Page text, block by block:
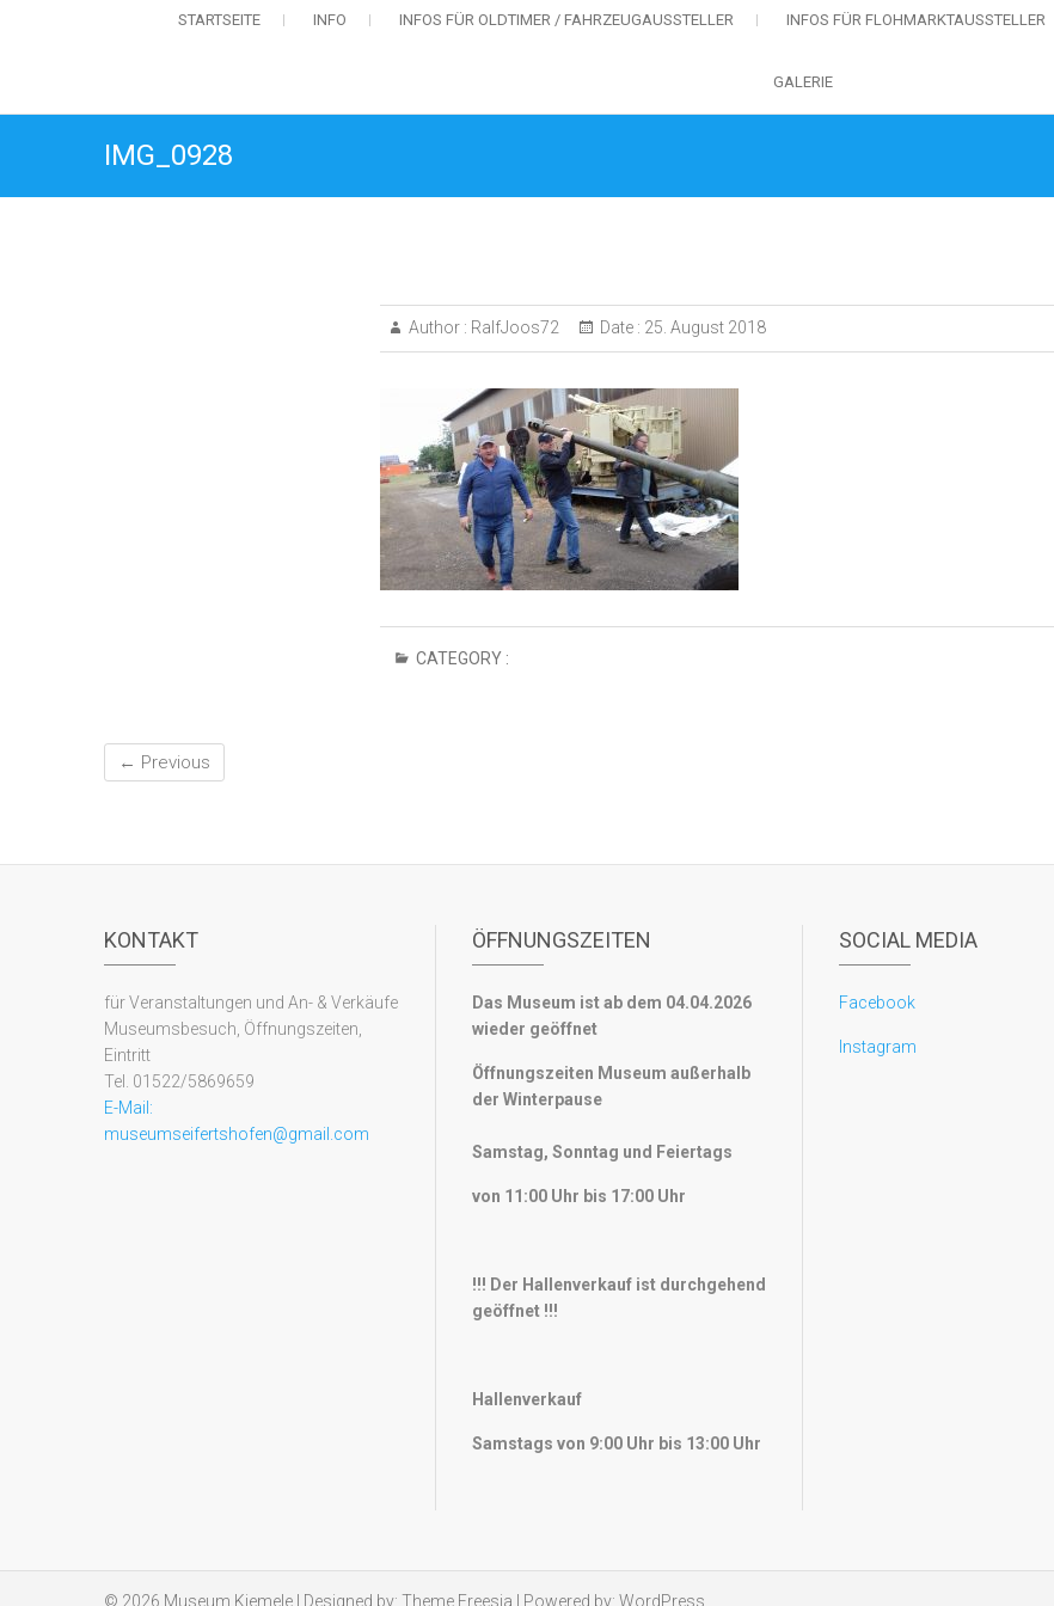
STARTSEITE INFO INFOS FÜR OLDTIMER / FAHRZEUGAUSSTELLER INFOS FÜR FLOHMARKTAUSSTELLER
GALERIE
IMG_0928
Author : RalfJoos72 Date : 25. August 2018
CATEGORY :
← Previous
KONTAKT
für Veranstaltungen und An- & Verkäufe
Museumsbesuch, Öffnungszeiten,
Eintritt
Tel. 01522/5869659
E-Mail:
museumseifertshofen@gmail.com
ÖFFNUNGSZEITEN
Das Museum ist ab dem 04.04.2026
wieder geöffnet
Öffnungszeiten Museum außerhalb
der Winterpause
Samstag, Sonntag und Feiertags
von 11:00 Uhr bis 17:00 Uhr
!!! Der Hallenverkauf ist durchgehend
geöffnet !!!
Hallenverkauf
Samstags von 9:00 Uhr bis 13:00 Uhr
SOCIAL MEDIA
Facebook
Instagram
© 2026 Museum Kiemele | Designed by: Theme Freesia | Powered by: WordPress